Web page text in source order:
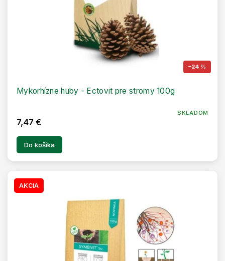
–24 %
Mykorhízne huby - Ectovit pre stromy 100g
SKLADOM
7,47 €
Do košíka
AKCIA